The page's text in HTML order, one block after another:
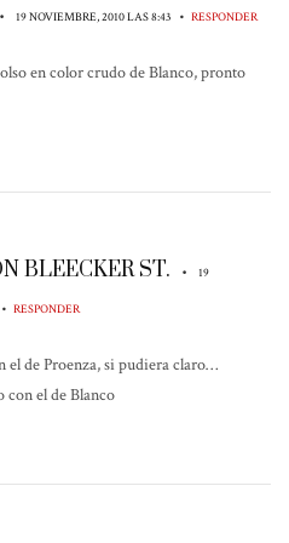
• 19 NOVIEMBRE, 2010 LAS 8:43 • RESPONDER
en color crudo de Blanco, pronto
BLEECKER ST. • 19
• RESPONDER
el de Proenza, si pudiera claro…
el de Blanco